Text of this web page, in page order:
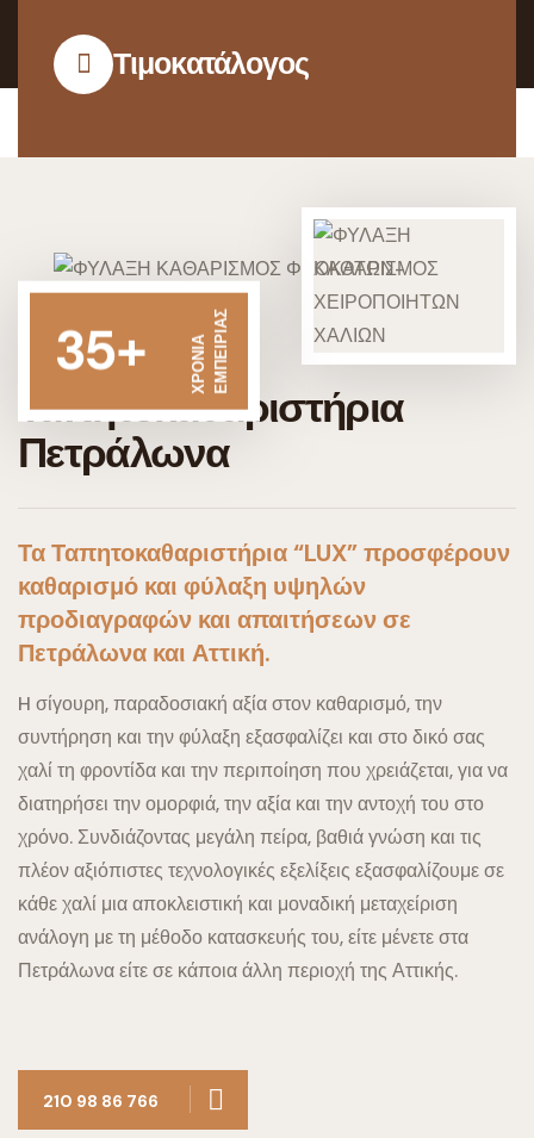
Τιμοκατάλογος
35+ ΧΡΟΝΙΑΕΜΠΕΙΡΙΑΣ
Ταπητοκαθαριστήρια
Πετράλωνα
Τα Ταπητοκαθαριστήρια “LUX” προσφέρουν
καθαρισμό και φύλαξη υψηλών
προδιαγραφών και απαιτήσεων σε
Πετράλωνα και Αττική.
H σίγουρη, παραδοσιακή αξία στον καθαρισμό, την
συντήρηση και την φύλαξη εξασφαλίζει και στο δικό σας
χαλί τη φροντίδα και την περιποίηση που χρειάζεται, για να
διατηρήσει την ομορφιά, την αξία και την αντοχή του στο
χρόνο. Συνδιάζοντας μεγάλη πείρα, βαθιά γνώση και τις
πλέον αξιόπιστες τεχνολογικές εξελίξεις εξασφαλίζουμε σε
κάθε χαλί μια αποκλειστική και μοναδική μεταχείριση
ανάλογη με τη μέθοδο κατασκευής του, είτε μένετε στα
Πετράλωνα είτε σε κάποια άλλη περιοχή της Αττικής.
210 98 86 766